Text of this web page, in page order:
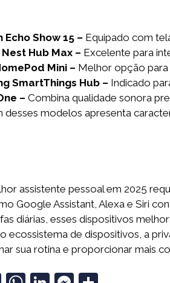
Echo Show 15 – Equipado com
Hub Max – Excelente para
Mini – Melhor opção para
SmartThings Hub – Indicado
– Combina qualidade sonora
desses modelos apresenta
assistente pessoal em 2025
Google Assistant, Alexa e Siri
diárias, esses dispositivos
ecossistema de dispositivos, a
sua rotina e proporcionar mais